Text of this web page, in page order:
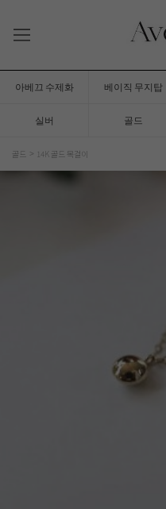
아베끄 수제화 베이직 무지탑
실버 골드
골드 14K 골드 목걸이